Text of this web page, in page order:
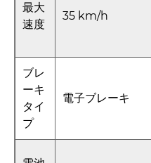
最大
速度
35 km/h
ブレ
ーキ
タイ
プ
電子ブレーキ